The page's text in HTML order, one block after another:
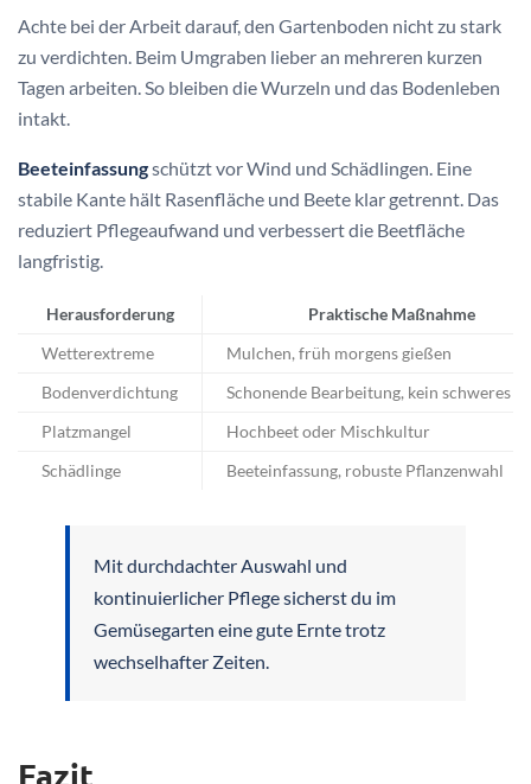
Achte bei der Arbeit darauf, den Gartenboden nicht zu stark
zu verdichten. Beim Umgraben lieber an mehreren kurzen
Tagen arbeiten. So bleiben die Wurzeln und das Bodenleben
intakt.
Beeteinfassungschützt vor Wind und Schädlingen. Eine
stabile Kante hält Rasenfläche und Beete klar getrennt. Das
reduziert Pflegeaufwand und verbessert die Beetfläche
langfristig.
Herausforderung Praktische Maßnahme
Wetterextreme Mulchen, früh morgens gießen
Bodenverdichtung Schonende Bearbeitung, kein schweres
Platzmangel Hochbeet oder Mischkultur
Schädlinge Beeteinfassung, robuste Pflanzenwahl
Mit durchdachter Auswahl und
kontinuierlicher Pflege sicherst du im
Gemüsegarten eine gute Ernte trotz
wechselhafter Zeiten.
Fazit